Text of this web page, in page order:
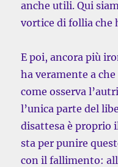
anche utili. Qui
vortice di follia che
E poi, ancora più
ha veramente a
come osserva
l’unica parte del
disattesa è proprio
sta per punire
con il fallimento: